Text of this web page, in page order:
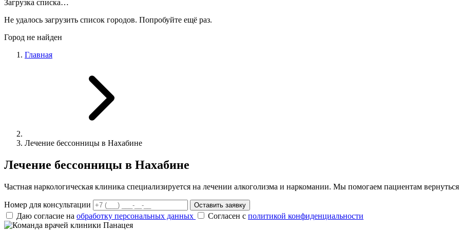
Загрузка списка…
Не удалось загрузить список городов. Попробуйте ещё раз.
Город не найден
Главная
Лечение бессонницы в Нахабине
Лечение бессонницы в Нахабине
Частная наркологическая клиника специализируется на лечении алкоголизма и наркомании. Мы помогаем пациентам
Номер для консультации Оставить заявку
Даю согласие на обработку персональных данных Согласен с политикой конфиденциальности